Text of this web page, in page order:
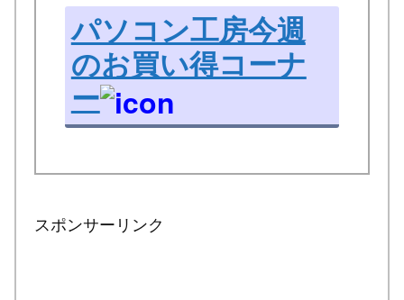
パソコン工房今週
のお買い得コーナ
ー
スポンサーリンク